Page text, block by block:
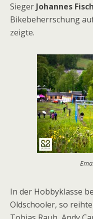
Sieger Johannes
Bikebeherrschung
zeigte.
In der Hobbyklasse
Oldschooler, so